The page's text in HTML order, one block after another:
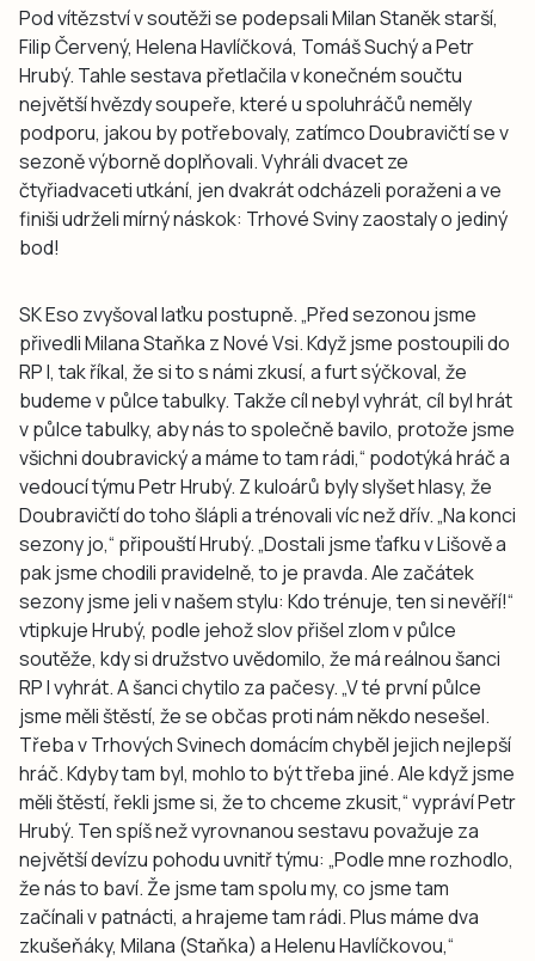
Pod vítězství v soutěži se podepsali Milan Staněk starší,
Filip Červený, Helena Havlíčková, Tomáš Suchý a Petr
Hrubý. Tahle sestava přetlačila v konečném součtu
největší hvězdy soupeře, které u spoluhráčů neměly
podporu, jakou by potřebovaly, zatímco Doubravičtí se v
sezoně výborně doplňovali. Vyhráli dvacet ze
čtyřiadvaceti utkání, jen dvakrát odcházeli poraženi a ve
finiši udrželi mírný náskok: Trhové Sviny zaostaly o jediný
bod!
SK Eso zvyšoval laťku postupně. „Před sezonou jsme
přivedli Milana Staňka z Nové Vsi. Když jsme postoupili do
RP I, tak říkal, že si to s námi zkusí, a furt sýčkoval, že
budeme v půlce tabulky. Takže cíl nebyl vyhrát, cíl byl hrát
v půlce tabulky, aby nás to společně bavilo, protože jsme
všichni doubravický a máme to tam rádi,“ podotýká hráč a
vedoucí týmu Petr Hrubý. Z kuloárů byly slyšet hlasy, že
Doubravičtí do toho šlápli a trénovali víc než dřív. „Na konci
sezony jo,“ připouští Hrubý. „Dostali jsme ťafku v Lišově a
pak jsme chodili pravidelně, to je pravda. Ale začátek
sezony jsme jeli v našem stylu: Kdo trénuje, ten si nevěří!“
vtipkuje Hrubý, podle jehož slov přišel zlom v půlce
soutěže, kdy si družstvo uvědomilo, že má reálnou šanci
RP I vyhrát. A šanci chytilo za pačesy. „V té první půlce
jsme měli štěstí, že se občas proti nám někdo nesešel.
Třeba v Trhových Svinech domácím chyběl jejich nejlepší
hráč. Kdyby tam byl, mohlo to být třeba jiné. Ale když jsme
měli štěstí, řekli jsme si, že to chceme zkusit,“ vypráví Petr
Hrubý. Ten spíš než vyrovnanou sestavu považuje za
největší devízu pohodu uvnitř týmu: „Podle mne rozhodlo,
že nás to baví. Že jsme tam spolu my, co jsme tam
začínali v patnácti, a hrajeme tam rádi. Plus máme dva
zkušeňáky, Milana (Staňka) a Helenu Havlíčkovou,“